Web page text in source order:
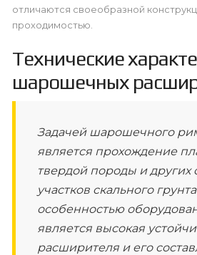
отличаются своеобразной
проходимостью.
Технические
шарошечных
Задачей шарошечного
является прохождение
твердой породы и других
участков скального
особенностью
является высокая
расширителя и его